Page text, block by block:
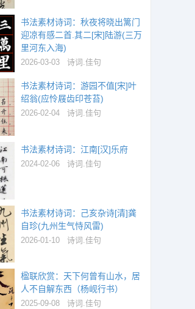
书法素材诗词：秋夜将晓出篱门
迎凉有感二首.其二[宋]陆游(三万
里河东入海)
2026-03-03 诗词.佳句
书法素材诗词：游园不值[宋]叶
绍翁(应怜屐齿印苍苔)
2026-02-04 诗词.佳句
书法素材诗词：江南[汉]乐府
2024-02-06 诗词.佳句
书法素材诗词：己亥杂诗[清]龚
自珍(九州生气恃风雷)
2026-01-10 诗词.佳句
楹联欣赏：天下何曾有山水，居
人不自解东西（杨岘行书）
2025-09-08 诗词.佳句